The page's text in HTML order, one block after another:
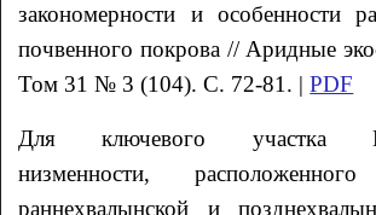
закономерности и особенности
почвенного покрова // Аридные
Том 31 № 3 (104). С. 72-81. |PDF
Для ключевого участка
низменности,
раннехвалынской и